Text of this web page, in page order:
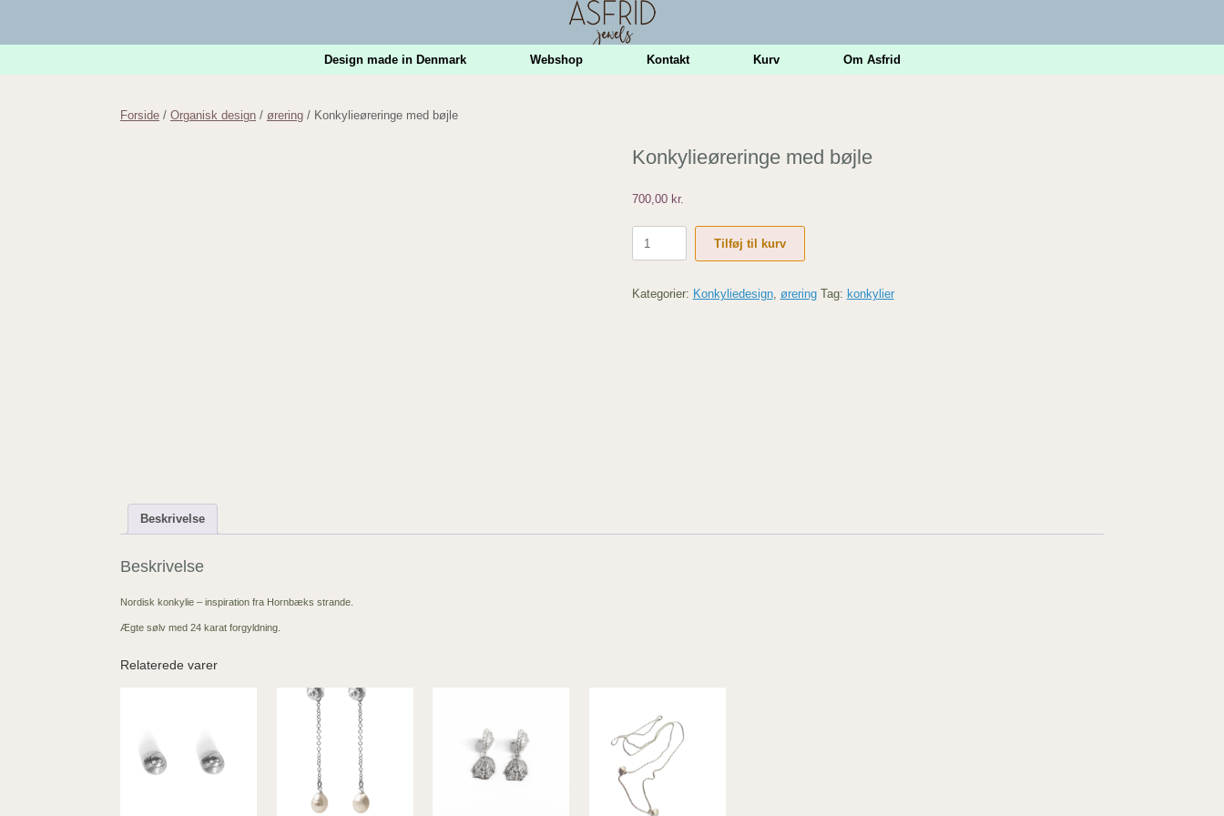
indhold
Design made in Denmark
Webshop Kontakt Kurv Om Asfrid
Forside / Organisk design / ørering / Konkylieøreringe med bøjle
Konkylieøreringe med bøjle
700,00 kr.
Konkylieøreringe
med
Tilføj til kurv
Kategorier: Konkyliedesign, ørering Tag: konkylier
Beskrivelse
Beskrivelse
Nordisk konkylie – inspiration fra Hornbæks strande.
Ægte sølv med 24 karat forgyldning.
Relaterede varer